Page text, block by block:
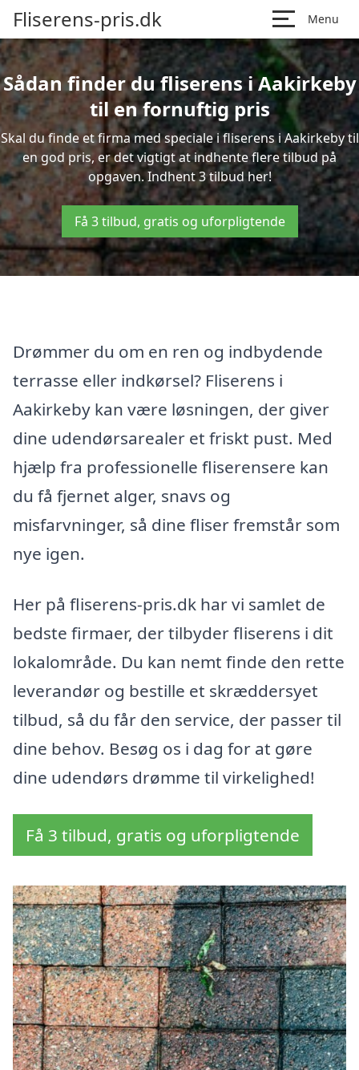
Fliserens-pris.dk Menu
Sådan finder du fliserens i Aakirkeby
til en fornuftig pris
Skal du finde et firma med speciale i fliserens i Aakirkeby til
en god pris, er det vigtigt at indhente flere tilbud på
opgaven. Indhent 3 tilbud her!
Få 3 tilbud, gratis og uforpligtende
Drømmer du om en ren og indbydende
terrasse eller indkørsel? Fliserens i
Aakirkeby kan være løsningen, der giver
dine udendørsarealer et friskt pust. Med
hjælp fra professionelle fliserensere kan
du få fjernet alger, snavs og
misfarvninger, så dine fliser fremstår som
nye igen.
Her på fliserens-pris.dk har vi samlet de
bedste firmaer, der tilbyder fliserens i dit
lokalområde. Du kan nemt finde den rette
leverandør og bestille et skræddersyet
tilbud, så du får den service, der passer til
dine behov. Besøg os i dag for at gøre
dine udendørs drømme til virkelighed!
Få 3 tilbud, gratis og uforpligtende